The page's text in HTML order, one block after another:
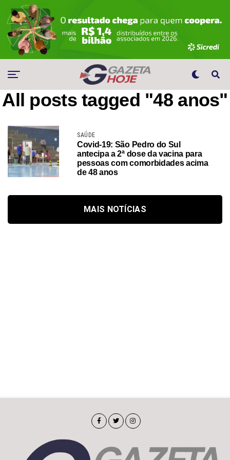
All posts tagged "48 anos"
SAÚDE
Covid-19: São Pedro do Sul
antecipa a 2ª dose da vacina para
pessoas com comorbidades acima
de 48 anos
MAIS NOTÍCIAS